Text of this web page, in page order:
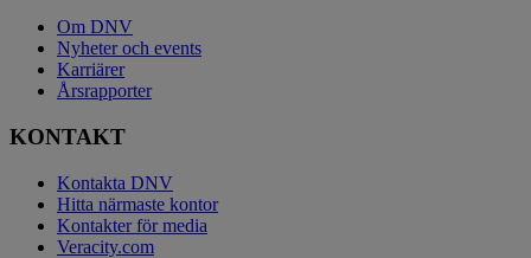
Om DNV
Nyheter och events
Karriärer
Årsrapporter
KONTAKT
Kontakta DNV
Hitta närmaste kontor
Kontakter för media
Veracity.com